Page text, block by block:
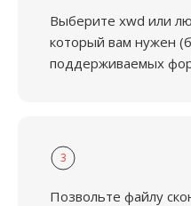
Выберите xwd или
который вам нужен
поддерживаемых
3
Позвольте файлу